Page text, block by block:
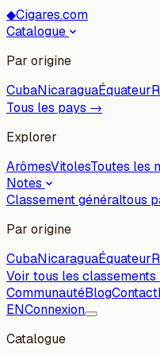
◆Cigares.com
Catalogue
Par origine
CubaNicaraguaÉquateur
Tous les pays →
Explorer
ArômesVitolesToutes les
Notes
Classement généraltous
Par origine
CubaNicaraguaÉquateur
Voir tous les
CommunautéBlogContact
ENConnexion
Catalogue